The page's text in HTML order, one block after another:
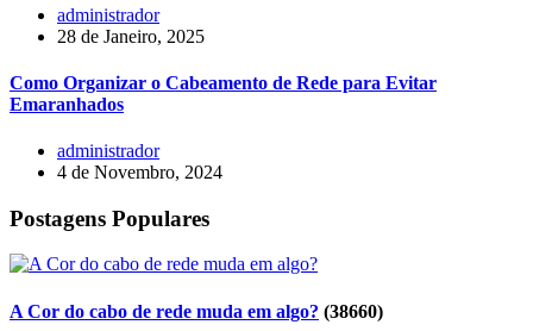
administrador
28 de Janeiro, 2025
Como Organizar o Cabeamento de Rede para Evitar
Emaranhados
administrador
4 de Novembro, 2024
Postagens Populares
A Cor do cabo de rede muda em algo? (38660)